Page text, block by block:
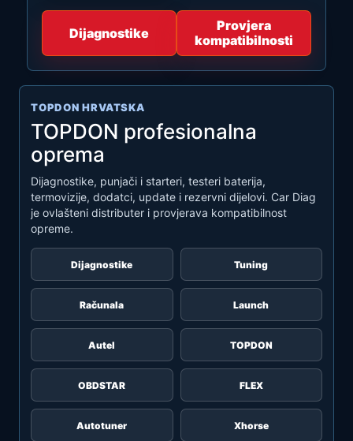
Dijagnostike
Provjera
kompatibilnosti
TOPDON HRVATSKA
TOPDON profesionalna
oprema
Dijagnostike, punjači i starteri, testeri baterija,
termovizije, dodatci, update i rezervni dijelovi. Car Diag
je ovlašteni distributer i provjerava kompatibilnost
opreme.
Dijagnostike Tuning
Računala Launch
Autel TOPDON
OBDSTAR FLEX
Autotuner Xhorse